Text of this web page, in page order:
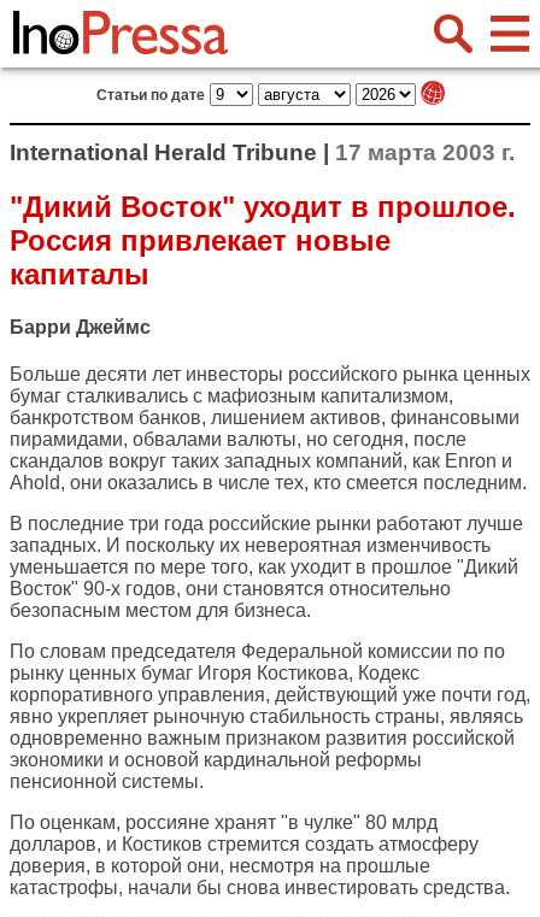
Статьи по дате
International Herald Tribune | 17 марта 2003 г.
"Дикий Восток" уходит в прошлое.
Россия привлекает новые
капиталы
Барри Джеймс
Больше десяти лет инвесторы российского рынка ценных
бумаг сталкивались с мафиозным капитализмом,
банкротством банков, лишением активов, финансовыми
пирамидами, обвалами валюты, но сегодня, после
скандалов вокруг таких западных компаний, как Enron и
Ahold, они оказались в числе тех, кто смеется последним.
В последние три года российские рынки работают лучше
западных. И поскольку их невероятная изменчивость
уменьшается по мере того, как уходит в прошлое "Дикий
Восток" 90-х годов, они становятся относительно
безопасным местом для бизнеса.
По словам председателя Федеральной комиссии по по
рынку ценных бумаг Игоря Костикова, Кодекс
корпоративного управления, действующий уже почти год,
явно укрепляет рыночную стабильность страны, являясь
одновременно важным признаком развития российской
экономики и основой кардинальной реформы
пенсионной системы.
По оценкам, россияне хранят "в чулке" 80 млрд
долларов, и Костиков стремится создать атмосферу
доверия, в которой они, несмотря на прошлые
катастрофы, начали бы снова инвестировать средства.